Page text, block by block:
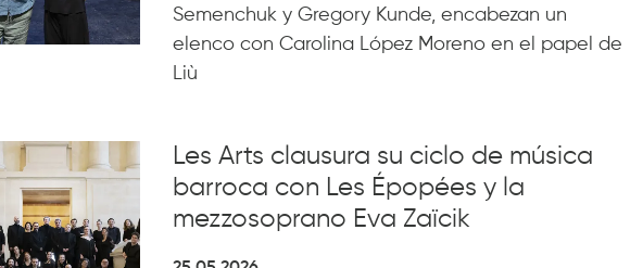
Semenchuk y Gregory Kunde, encabezan un
elenco con Carolina López Moreno en el papel de
Liù
Les Arts clausura su ciclo de música
barroca con Les Épopées y la
mezzosoprano Eva Zaïcik